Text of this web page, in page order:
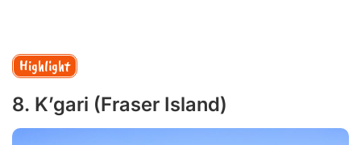
Highlight
8. K’gari (Fraser Island)